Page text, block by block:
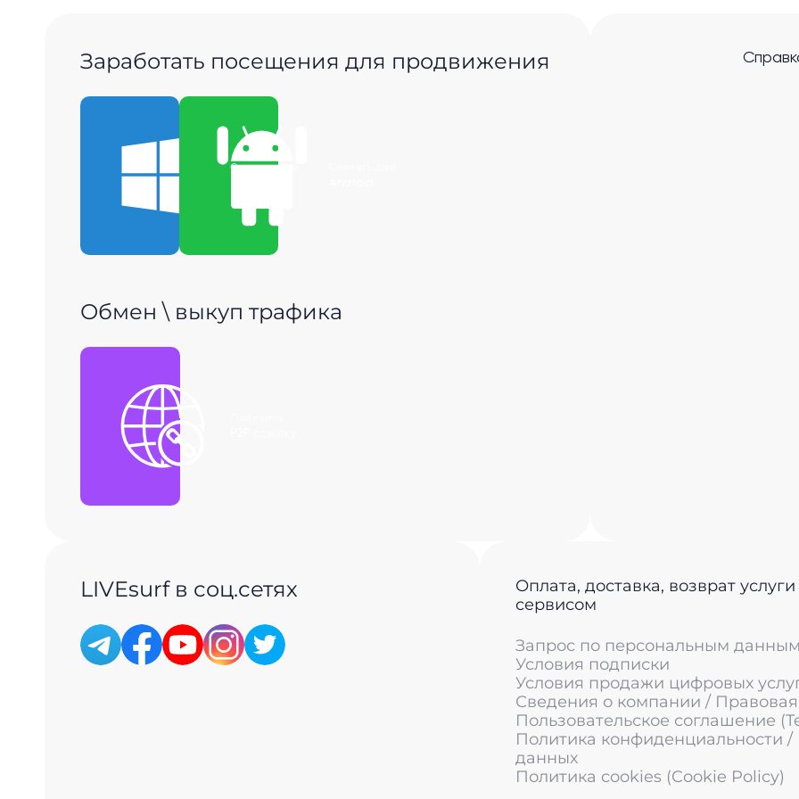
Заработать посещения для продвижения
Скачать для
Обмен \ выкуп трафика
LIVEsurf в соц.сетях
Оплата, доставка, возврат
сервисом
Запрос по персональным
Условия подписки
Условия продажи цифровых
Сведения о компании /
Пользовательское соглашение
Политика конфиденциальности
данных
Политика cookies (Cookie Policy)